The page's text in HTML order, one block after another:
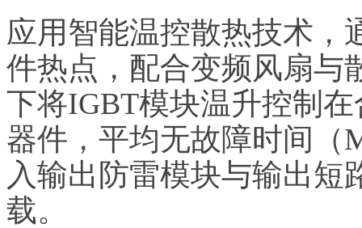
应用智能温控散热技术，
件热点，配合变频风扇与
下将IGBT模块温升控制
器件，平均无故障时间（
入输出防雷模块与输出短
载。